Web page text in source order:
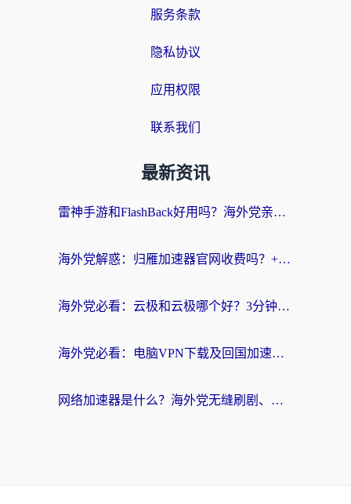
服务条款
隐私协议
应用权限
联系我们
最新资讯
雷神手游和FlashBack好用吗？海外党亲测指南，避开破解版坑轻松访问国内资源
海外党解惑：归雁加速器官网收费吗？+3个回国加速问题的真实答案
海外党必看：云极和云极哪个好？3分钟选对回国加速器，无缝访问国内资源
海外党必看：电脑VPN下载及回国加速器选择指南——无缝访问国内资源不再难
网络加速器是什么？海外党无缝刷剧、看NBA的实用指南